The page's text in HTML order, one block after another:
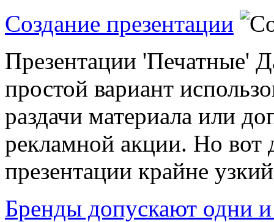
Создание презентации
Презентации 'Печатные'
простой вариант
раздачи материала или
рекламной акции. Но вот
презентации крайне
Бренды допускают одни